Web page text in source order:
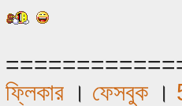
ফ্লিকার। ফেসবুক।